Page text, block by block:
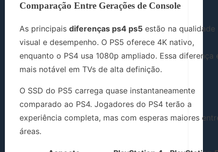
Comparação Entre Gerações de Console
As principais diferenças ps4 ps5 estão na qualidade
visual e desempenho. O PS5 oferece 4K nativo,
enquanto o PS4 usa 1080p ampliado. Essa diferença
mais notável em TVs de alta definição.
O SSD do PS5 carrega quase instantaneamente
comparado ao PS4. Jogadores do PS4 terão a
experiência completa, mas com esperas maiores
áreas.